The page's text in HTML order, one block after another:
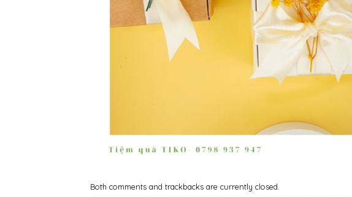
Both comments and trackbacks are currently closed.